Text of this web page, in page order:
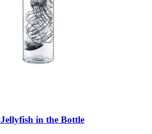
Jellyfish in the Bottle